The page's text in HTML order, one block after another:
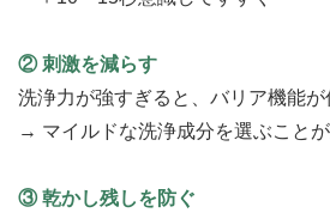
② 刺激を減らす
洗浄力が強すぎると、バリア機能が
→ マイルドな洗浄成分を選ぶことが
③ 乾かし残しを防ぐ